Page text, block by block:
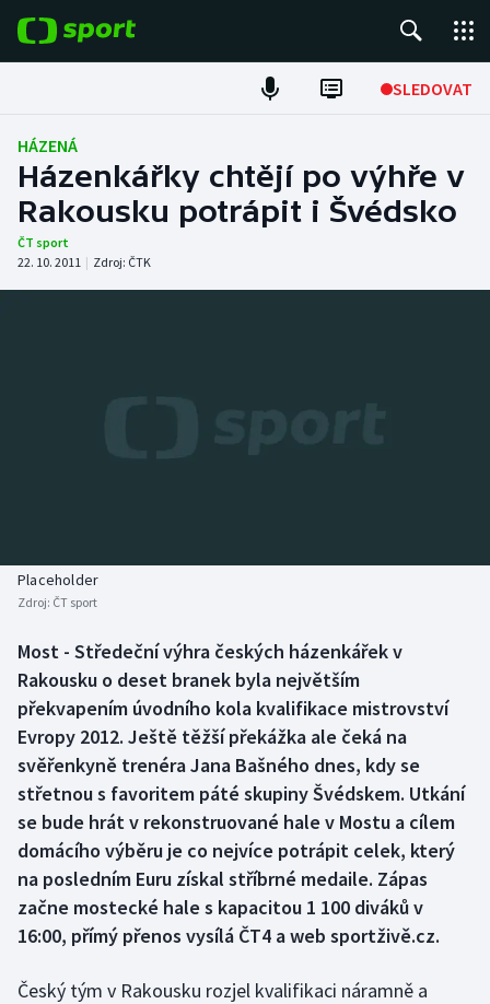
SLEDOVAT
Fotbal
Hokej
Tenis
Atletika
Biatlon
Boby a skeleton
Box
Curling
Dostihy
Florbal
Futsal
Golf
Aplikace ČT sport
AZ kvíz
HÁZENÁ
Házenkářky chtějí po výhře v
Rakousku potrápit i Švédsko
ČT sport
22. 10. 2011 | Zdroj: ČTK
Placeholder
Zdroj: ČT sport
Most - Středeční výhra českých házenkářek v
Rakousku o deset branek byla největším
překvapením úvodního kola kvalifikace mistrovství
Evropy 2012. Ještě těžší překážka ale čeká na
svěřenkyně trenéra Jana Bašného dnes, kdy se
střetnou s favoritem páté skupiny Švédskem. Utkání
se bude hrát v rekonstruované hale v Mostu a cílem
domácího výběru je co nejvíce potrápit celek, který
na posledním Euru získal stříbrné medaile. Zápas
začne mostecké hale s kapacitou 1 100 diváků v
16:00, přímý přenos vysílá ČT4 a web sportživě.cz.
Český tým v Rakousku rozjel kvalifikaci náramně a